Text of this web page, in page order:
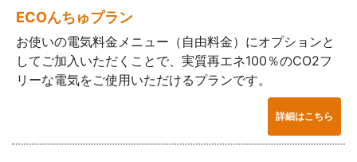
ECOんちゅプラン
お使いの電気料金メニュー（自由料金）にオプションと
してご加入いただくことで、実質再エネ100％のCO2フ
リーな電気をご使用いただけるプランです。
詳細はこちら